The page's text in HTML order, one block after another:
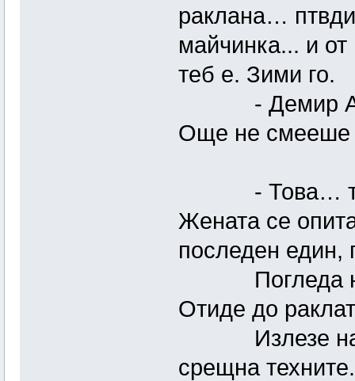
раклана…
майчинка... и
теб е. Зими го.
- Демир
Още не смееше
- Това… ти
Жената се
последен един,
Погледа
Отиде до
Излезе на
срещна